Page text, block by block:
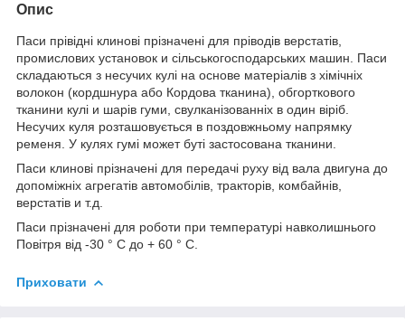
Опис
Паси прівідні клинові прізначені для пріводів верстатів,
промислових установок и сільськогосподарських машин. Паси
складаються з несучих кулі на основе матеріалів з хімічніх
волокон (кордшнура або Кордова тканина), обгорткового
тканини кулі и шарів гуми, свулканізованніх в один віріб.
Несучих куля розташовується в поздовжньому напрямку
ременя. У кулях гумі может буті застосована тканини.
Паси клинові прізначені для передачі руху від вала двигуна до
допоміжніх агрегатів автомобілів, тракторів, комбайнів,
верстатів и т.д.
Паси прізначені для роботи при температурі навколишнього
Повітря від -30 ° С до + 60 ° С.
Приховати